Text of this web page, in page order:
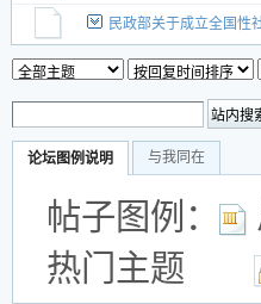
民政部关于成立全国性
论坛图例说明 与我同在
帖子图例：
热门主题